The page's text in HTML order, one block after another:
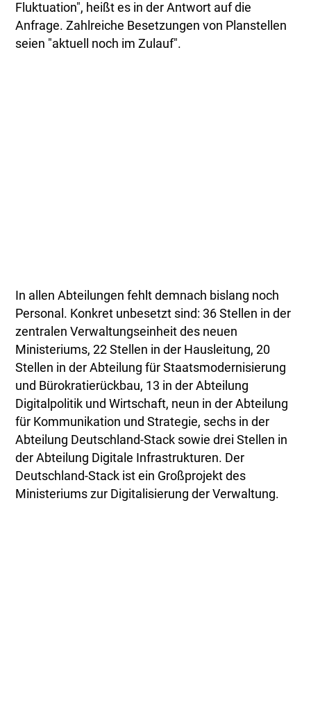
Fluktuation", heißt es in der Antwort auf die
Anfrage. Zahlreiche Besetzungen von Planstellen
seien "aktuell noch im Zulauf".
In allen Abteilungen fehlt demnach bislang noch
Personal. Konkret unbesetzt sind: 36 Stellen in der
zentralen Verwaltungseinheit des neuen
Ministeriums, 22 Stellen in der Hausleitung, 20
Stellen in der Abteilung für Staatsmodernisierung
und Bürokratierückbau, 13 in der Abteilung
Digitalpolitik und Wirtschaft, neun in der Abteilung
für Kommunikation und Strategie, sechs in der
Abteilung Deutschland-Stack sowie drei Stellen in
der Abteilung Digitale Infrastrukturen. Der
Deutschland-Stack ist ein Großprojekt des
Ministeriums zur Digitalisierung der Verwaltung.